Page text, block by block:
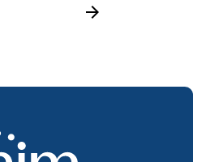
arrow_forward